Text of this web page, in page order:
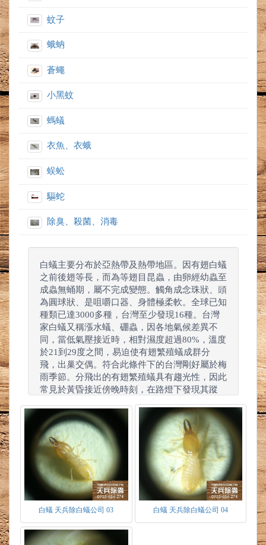
蚊子
蛾蚋
蒼蠅
小黑蚊
螞蟻
衣魚、衣蛾
蜈蚣
驅蛇
除臭、殺菌、消毒
白蟻主要分布於亞熱帶及熱帶地區。因有翅白蟻
之前後翅等長，而為等翅目昆蟲，由卵經幼蟲至
成蟲無蛹期，屬不完成變態。觸角成念珠狀、頭
為圓球狀、是咀嚼口器、身體極柔軟。全球已知
種類已達3000多種，台灣至少發現16種。台灣
家白蟻又稱漲水蟻、硼蟲，因各地氣候差異不
同，當低氣壓接近時，相對濕度超過80%，溫度
於21到29度之間，易迫使有翅繁殖蟻成群分
飛，出巢交偶。符合此條件下的台灣剛好屬於梅
雨季節。分飛出的有翅繁殖蟻具有趨光性，因此
常見於黃昏接近傍晚時刻，在路燈下發現其蹤
天會下雨，所以又稱大水蟻。
白蟻 天兵除白蟻公司 03 白蟻 天兵除白蟻公司 04